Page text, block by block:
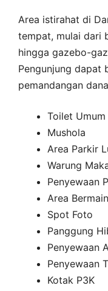
Area istirahat di
tempat, mulai dari
hingga gazebo-
Pengunjung dapat
pemandangan
Toilet Umum
Mushola
Area Parkir
Warung
Penyewaan
Area
Spot Foto
Panggung
Penyewaan
Penyewaan
Kotak P3K